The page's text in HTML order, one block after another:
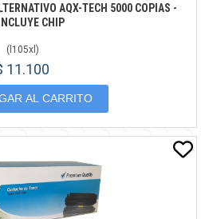
AQX-TECH 5000 COPIAS -
CHIP
(l105xl )
11.100
AL CARRITO